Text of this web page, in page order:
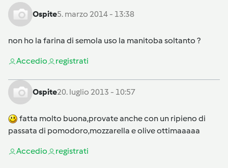
Ospite5. marzo 2014 - 13:38
non ho la farina di semola uso la manitoba soltanto ?
Accedio registrati
Ospite20. luglio 2013 - 10:57
fatta molto buona,provate anche con un ripieno di
passata di pomodoro,mozzarella e olive ottimaaaaa
Accedio registrati